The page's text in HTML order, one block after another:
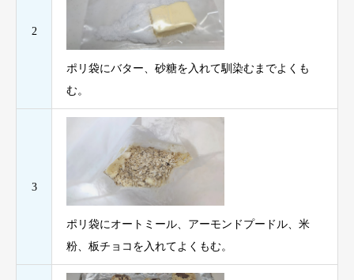
2
ポリ袋にバター、砂糖を入れて馴染むまでよくも
む。
3
ポリ袋にオートミール、アーモンドプードル、米
粉、板チョコを入れてよくもむ。